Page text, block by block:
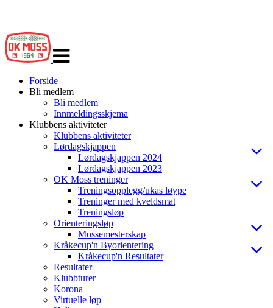
navigasjon
Forside
Bli medlem
Bli medlem
Innmeldingsskjema
Klubbens aktiviteter
Klubbens aktiviteter
Lørdagskjappen
Lørdagskjappen 2024
Lørdagskjappen 2023
OK Moss treninger
Treningsopplegg/ukas løype
Treninger med kveldsmat
Treningsløp
Orienteringsløp
Mossemesterskap
Kråkecup'n Byorientering
Kråkecup'n Resultater
Resultater
Klubbturer
Korona
Virtuelle løp